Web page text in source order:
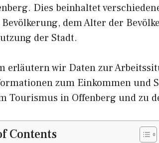
Dies beinhaltet
dem Alter der
der Stadt.
erläutern wir Daten zur
zum Einkommen und
Tourismus in Offenberg und zu
Contents